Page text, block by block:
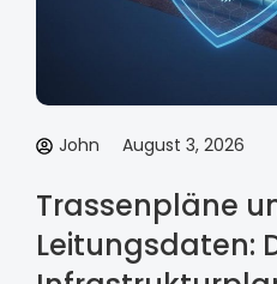
John August 3, 2026
Trassenpläne
Leitungsdaten: